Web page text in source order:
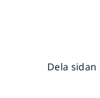
Dela sidan